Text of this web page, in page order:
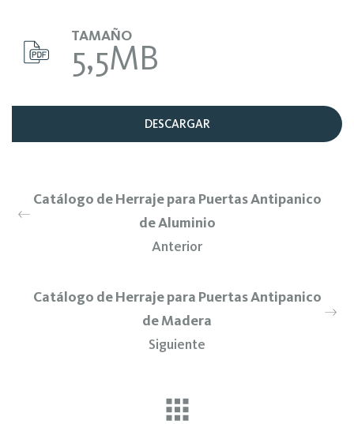
TAMAÑO
5,5MB
DESCARGAR
Catálogo de Herraje para Puertas Antipanico
de Aluminio
Anterior
Catálogo de Herraje para Puertas Antipanico
de Madera
Siguiente